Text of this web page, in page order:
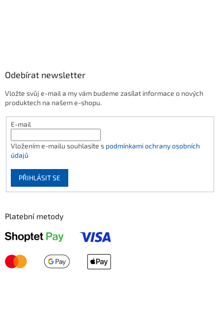
Odebírat newsletter
Vložte svůj e-mail a my vám budeme zasílat informace o nových
produktech na našem e-shopu.
E-mail
Vložením e-mailu souhlasíte s podmínkami ochrany osobních
údajů
PŘIHLÁSIT SE
Platební metody